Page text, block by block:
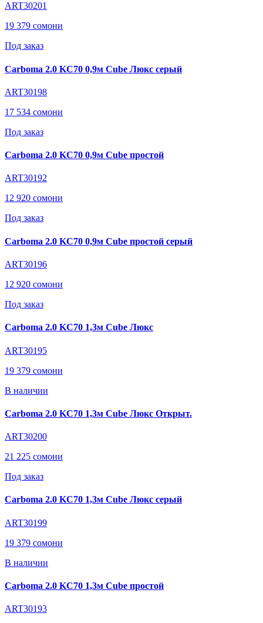
ART30201
19 379 сомони
Под заказ
Carboma 2.0 KC70 0,9м Cube Люкс серый
ART30198
17 534 сомони
Под заказ
Carboma 2.0 KC70 0,9м Cube простой
ART30192
12 920 сомони
Под заказ
Carboma 2.0 KC70 0,9м Cube простой серый
ART30196
12 920 сомони
Под заказ
Carboma 2.0 KC70 1,3м Cube Люкс
ART30195
19 379 сомони
В наличии
Carboma 2.0 KC70 1,3м Cube Люкс Открыт.
ART30200
21 225 сомони
Под заказ
Carboma 2.0 KC70 1,3м Cube Люкс серый
ART30199
19 379 сомони
В наличии
Carboma 2.0 KC70 1,3м Cube простой
ART30193